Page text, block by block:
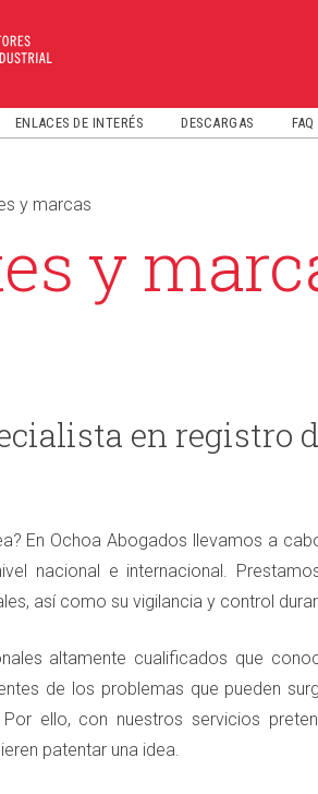
Y MARCAS
ENLACES DE INTERÉS DESCARGAS FAQ
y marcas
y
en registro
En Ochoa Abogados llevamos a
nacional e internacional.
así como su vigilancia y control
altamente cualificados que
de los problemas que pueden
ello, con nuestros servicios
patentar una idea.